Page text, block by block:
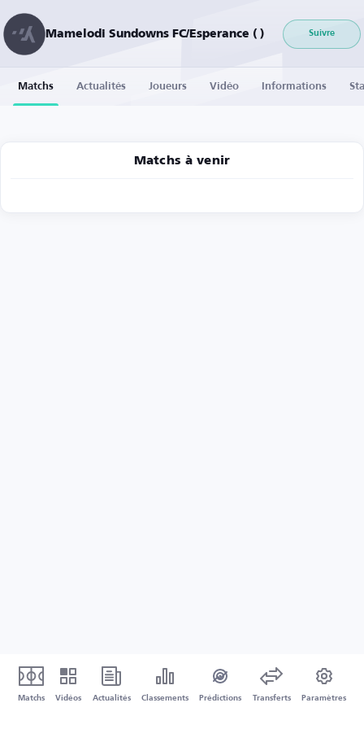
Mamelodi Sundowns FC/Esperance ( ) Suivre
Matchs Actualités Joueurs Vidéo Informations
Matchs à venir
Matchs Vidéos Actualités Classements Prédictions Transferts Paramètres